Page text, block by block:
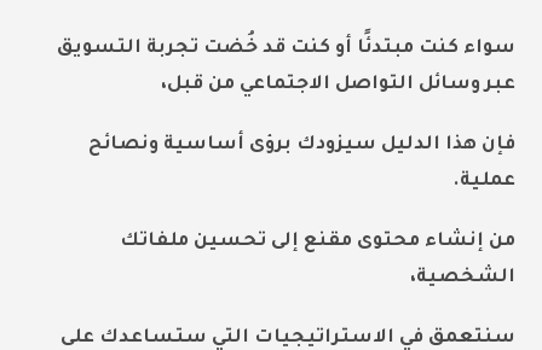
سواء كنت مبتدئًا أو كنت قد خُضت تجربة التسويق
عبر وسائل التواصل الاجتماعي من قبل،
فإن هذا الدليل سيزودك برؤى أساسية ونصائح
عملية.
من إنشاء محتوى مقنع إلى تحسين ملفاتك
الشخصية،
سنتعمق في الاستراتيجيات التي ستساعدك على